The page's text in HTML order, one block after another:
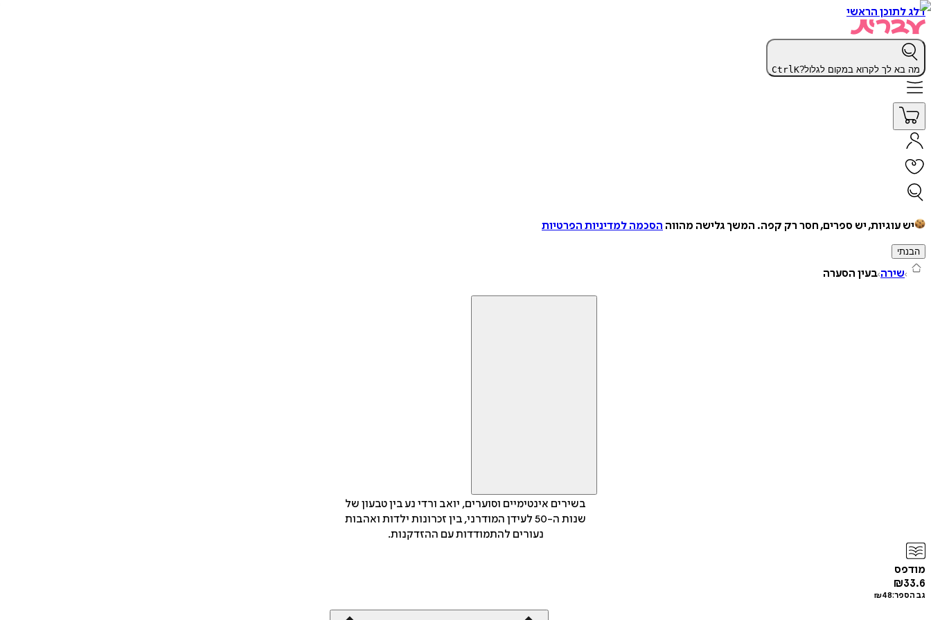
דלג לתוכן הראשי
מה בא לך לקרוא במקום לגלול? CtrlK
יש עוגיות, יש ספרים, חסר רק קפה. המשך גלישה מהווה הסכמה למדיניות הפרטיות
הבנתי
שירה בעין הסערה
בשירים אינטימיים וסוערים, יואב ורדי נע בין טבעון של
שנות ה-50 לעידן המודרני, בין זכרונות ילדות ואהבות
נעורים להתמודדות עם ההזדקנות.
מודפס
₪33.6
גב הספר: ₪48